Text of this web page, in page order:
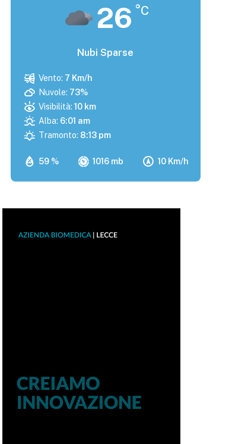
26 °C
Nubi Sparse
59 % 1016 mb 10 Km/h
Vento: 7 Km/h
Nuvole: 73%
Visibilità: 10 km
Alba: 6:01 am
Tramonto: 8:13 pm